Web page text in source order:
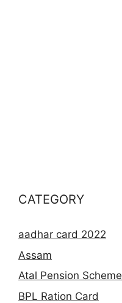
CATEGORY
aadhar card 2022
Assam
Atal Pension Scheme
BPL Ration Card